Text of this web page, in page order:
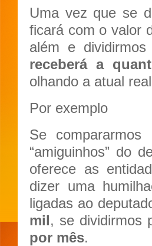
Uma vez que se
ficará com o valor
além e
receberá a
olhando a atual
Por exemplo
Se
“amiguinhos” do
oferece as
dizer uma
ligadas ao
mil, se dividirmos
por mês.